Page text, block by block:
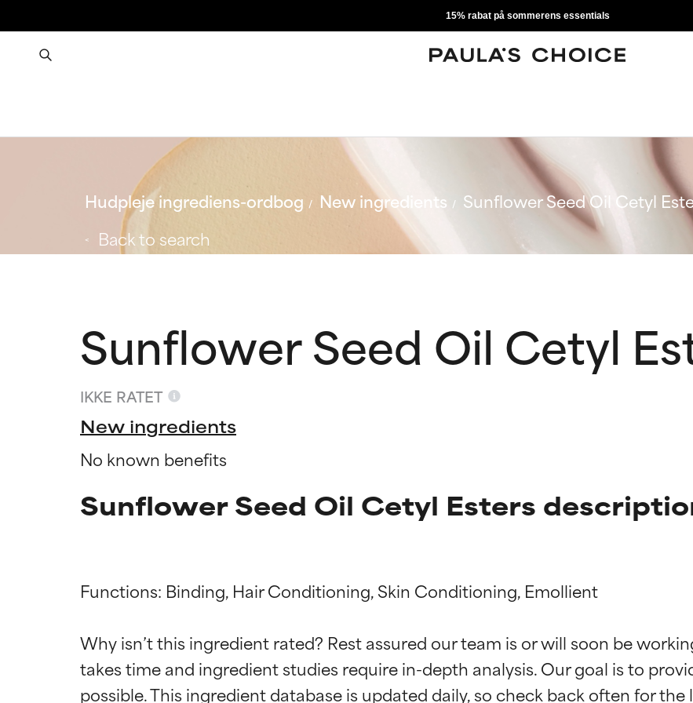
15% rabat på sommerens essentials
Hudpleje ingrediens-ordbog New ingredients
Sunflower Seed Oil Cetyl
Back to search
Sunflower Seed Oil Cetyl
IKKE RATET
New ingredients
No known benefits
Sunflower Seed Oil Cetyl Esters
Functions: Binding, Hair Conditioning, Skin Conditioning, Emollient
Why isn’t this ingredient rated? Rest assured our team is or will soon be
takes time and ingredient studies require in-depth analysis. Our goal is to
Ratings af ingredienser
BEDST
Ratings af ingredienser
BEDST